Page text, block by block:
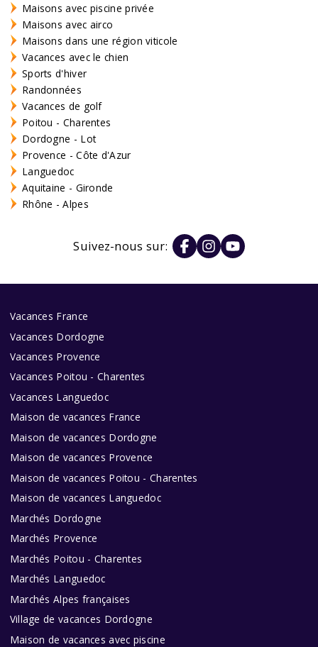
Maisons avec piscine privée
Maisons avec airco
Maisons dans une région viticole
Vacances avec le chien
Sports d'hiver
Randonnées
Vacances de golf
Poitou - Charentes
Dordogne - Lot
Provence - Côte d'Azur
Languedoc
Aquitaine - Gironde
Rhône - Alpes
Suivez-nous sur:
Vacances France
Vacances Dordogne
Vacances Provence
Vacances Poitou - Charentes
Vacances Languedoc
Maison de vacances France
Maison de vacances Dordogne
Maison de vacances Provence
Maison de vacances Poitou - Charentes
Maison de vacances Languedoc
Marchés Dordogne
Marchés Provence
Marchés Poitou - Charentes
Marchés Languedoc
Marchés Alpes françaises
Village de vacances Dordogne
Maison de vacances avec piscine